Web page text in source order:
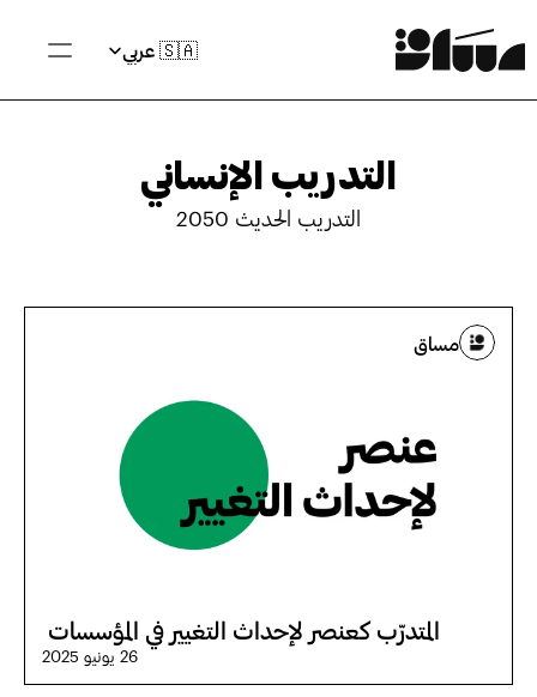
🇸🇦 عربي
التدريب الإنساني
التدريب الحديث 2050
مساق
المتدرّب كعنصر لإحداث التغيير في المؤسسات
26 يونيو 2025